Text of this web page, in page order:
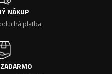
NÁKUP
platba